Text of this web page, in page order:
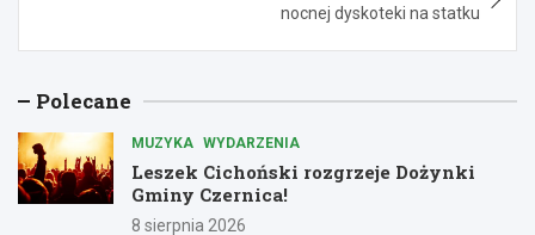
nocnej dyskoteki na statku
Polecane
MUZYKA WYDARZENIA
Leszek Cichoński rozgrzeje Dożynki
Gminy Czernica!
8 sierpnia 2026